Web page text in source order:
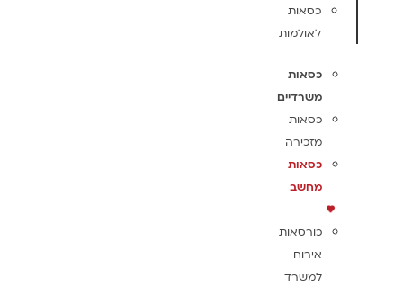
כסאות
לאולמות
כסאות
משרדיים
כסאות
מזכירה
כסאות
מחשב
כורסאות
אירוח
למשרד